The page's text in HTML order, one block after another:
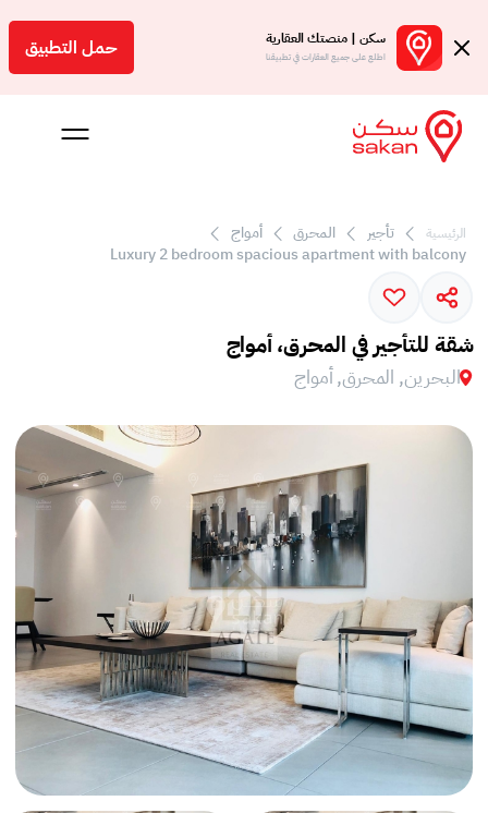
سكن | منصتك العقارية
اطلع على جميع العقارات في تطبيقنا حمل التطبيق
بالعمولة
الرئيسية تأجير المحرق
أمواج
Luxury 2 bedroom spacious apartment with balcony
شقة للتأجير في المحرق، أمواج
البحرين, المحرق, أمواج